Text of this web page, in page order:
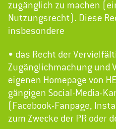
zugänglich zu machen
Nutzungsrecht). Diese
insbesondere
• das Recht der
Zugänglichmachung und
eigenen Homepage von
gängigen Social-Media-
(Facebook-Fanpage,
zum Zwecke der PR oder